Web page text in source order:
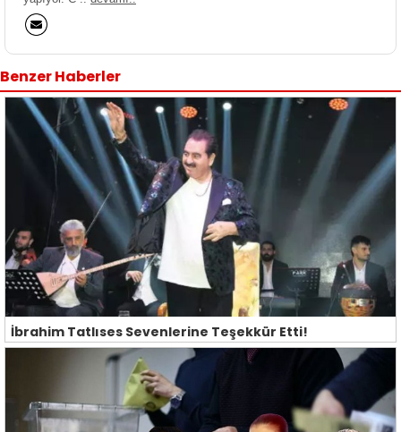
Benzer Haberler
İbrahim Tatlıses Sevenlerine Teşekkür Etti!